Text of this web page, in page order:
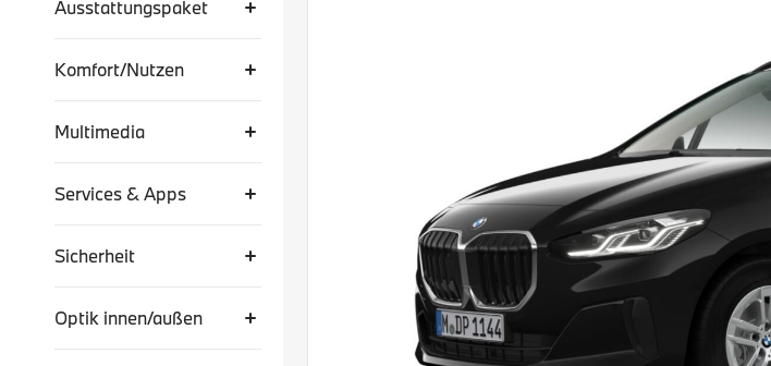
Ausstattungspaket
Komfort/Nutzen
Multimedia
Services & Apps
Sicherheit
Optik innen/außen